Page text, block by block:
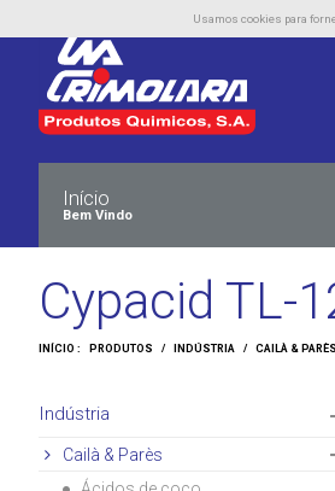
Usamos cookies para
Início
Bem Vindo
Cypacid TL-
INÍCIO : PRODUTOS / INDÚSTRIA / CAILÀ & PARÈS
Indústria
Cailà & Parès